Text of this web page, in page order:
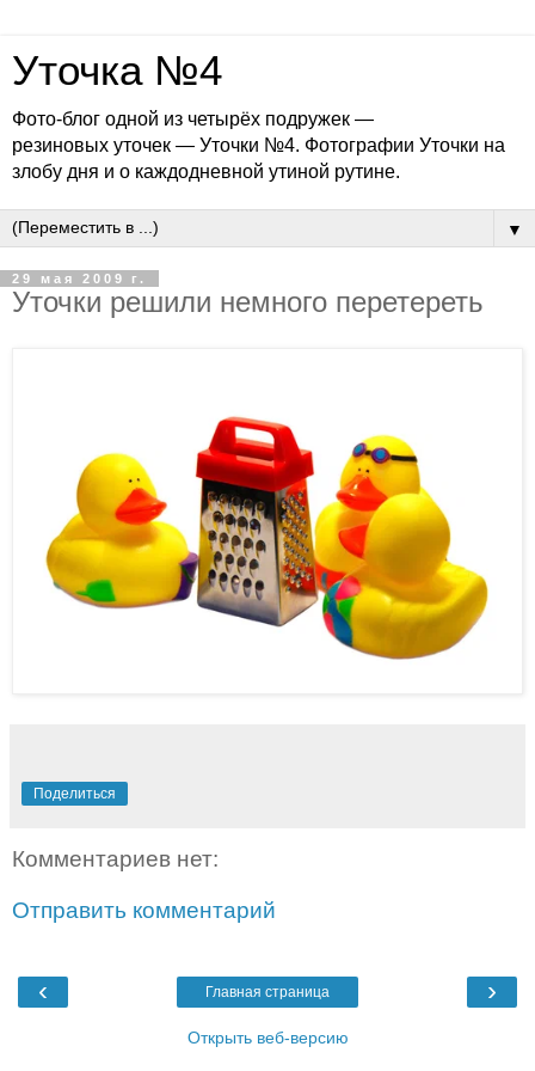
Уточка №4
Фото-блог одной из четырёх подружек —
резиновых уточек — Уточки №4. Фотографии Уточки на
злобу дня и о каждодневной утиной рутине.
▼
29 мая 2009 г.
Уточки решили немного перетереть
Поделиться
Комментариев нет:
Отправить комментарий
‹ ›
Главная страница
Открыть веб-версию